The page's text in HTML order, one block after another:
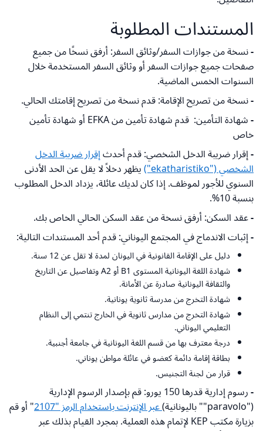
المستندات المطلوبة
-نسخة من جوازات السفر/وثائق السفر: أرفق نسخًا من جميع
صفحات جميع جوازات السفر أو وثائق السفر المستخدمة خلال
السنوات الخمس الماضية.
-نسخة من تصريح الإقامة: قدم نسخة من تصريح إقامتك الحالي.
-
شهادة التأمين: قدم شهادة تأمين من EFKA أو شهادة تأمين
خاص
-إقرار ضريبة الدخل الشخصي: قدم أحدثإقرار ضريبة الدخل
الشخصي ("ekatharistiko") يظهر دخلاً لا يقل عن الحد الأدنى
السنوي للأجور لموظف. إذا كان لديك عائلة، يزداد الدخل المطلوب
بنسبة 10%.
-عقد السكن: أرفق نسخة من عقد السكن الحالي الخاص بك.
-إثبات الاندماج في المجتمع اليوناني: قدم أحد المستندات التالية:
دليل على الإقامة القانونية في اليونان لمدة لا تقل عن 12 سنة.
شهادة اللغة اليونانية المستوى B1 أو A2 وتفاصيل عن التاريخ
والثقافة اليونانية صادرة عن الأمانة.
شهادة التخرج من مدرسة ثانوية يونانية.
شهادة التخرج من مدارس ثانوية في الخارج تنتمي إلى النظام
التعليمي اليوناني.
درجة معترف بها من قسم اللغة اليونانية في جامعة أجنبية.
بطاقة إقامة دائمة كعضو في عائلة مواطن يوناني.
قرار من لجنة التجنيس.
- رسوم إدارية قدرها 150 يورو: قم بإصدار الرسوم الإدارية
("paravolo"" باليونانية) عبر الإنترنت باستخدام الرمز "2107 " أو قم
بزيارة مكتب KEP لإتمام هذه العملية. بمجرد القيام بذلك عبر